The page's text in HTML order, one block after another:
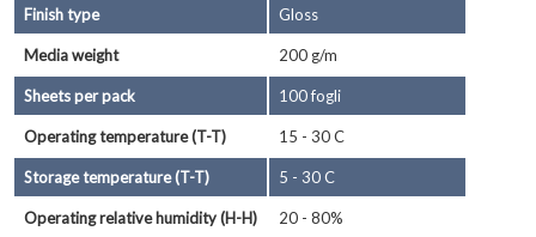
Finish type Gloss
Media weight 200 g/m
Sheets per pack 100 fogli
Operating temperature (T-T) 15 - 30 C
Storage temperature (T-T) 5 - 30 C
Operating relative humidity (H-H) 20 - 80%